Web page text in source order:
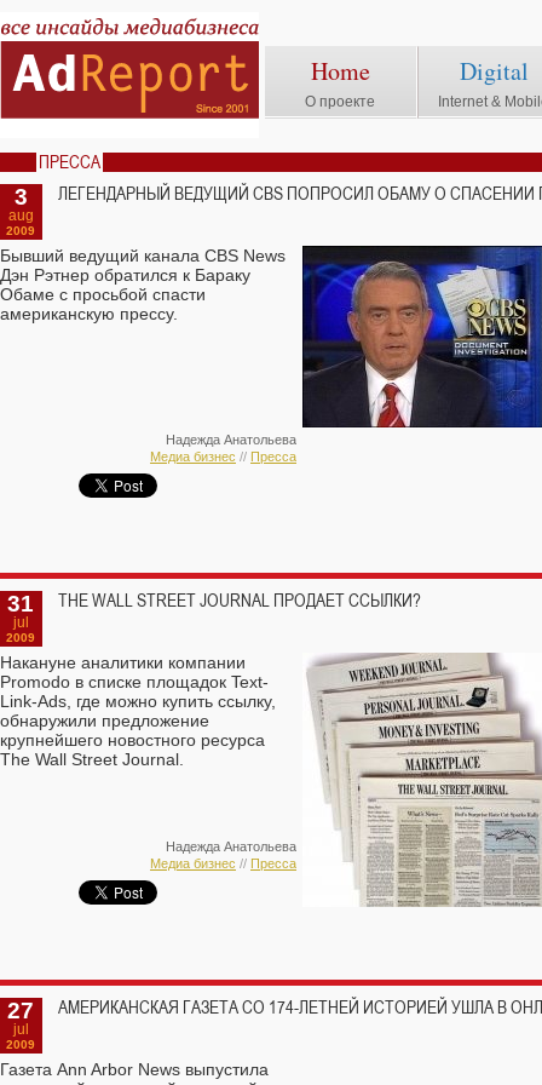
Home
О проекте
Digital
Internet &
ПРЕССА
3
aug
2009
ЛЕГЕНДАРНЫЙ ВЕДУЩИЙ CBS ПОПРОСИЛ ОБАМУ О СПАСЕНИИ
Бывший ведущий канала CBS News
Дэн Рэтнер обратился к Бараку
Обаме с просьбой спасти
американскую прессу.
Надежда Анатольева
Медиа бизнес // Пресса
31
jul
2009
THE WALL STREET JOURNAL ПРОДАЕТ ССЫЛКИ?
Накануне аналитики компании
Promodo в списке площадок Text-
Link-Ads, где можно купить ссылку,
обнаружили предложение
крупнейшего новостного ресурса
The Wall Street Journal.
Надежда Анатольева
Медиа бизнес // Пресса
27
jul
2009
АМЕРИКАНСКАЯ ГАЗЕТА СО 174-ЛЕТНЕЙ ИСТОРИЕЙ УШЛА В
Газета Ann Arbor News выпустила